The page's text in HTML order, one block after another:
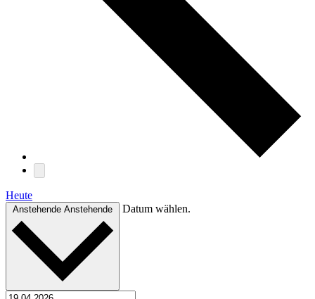
Heute
Anstehende Anstehende Datum wählen.